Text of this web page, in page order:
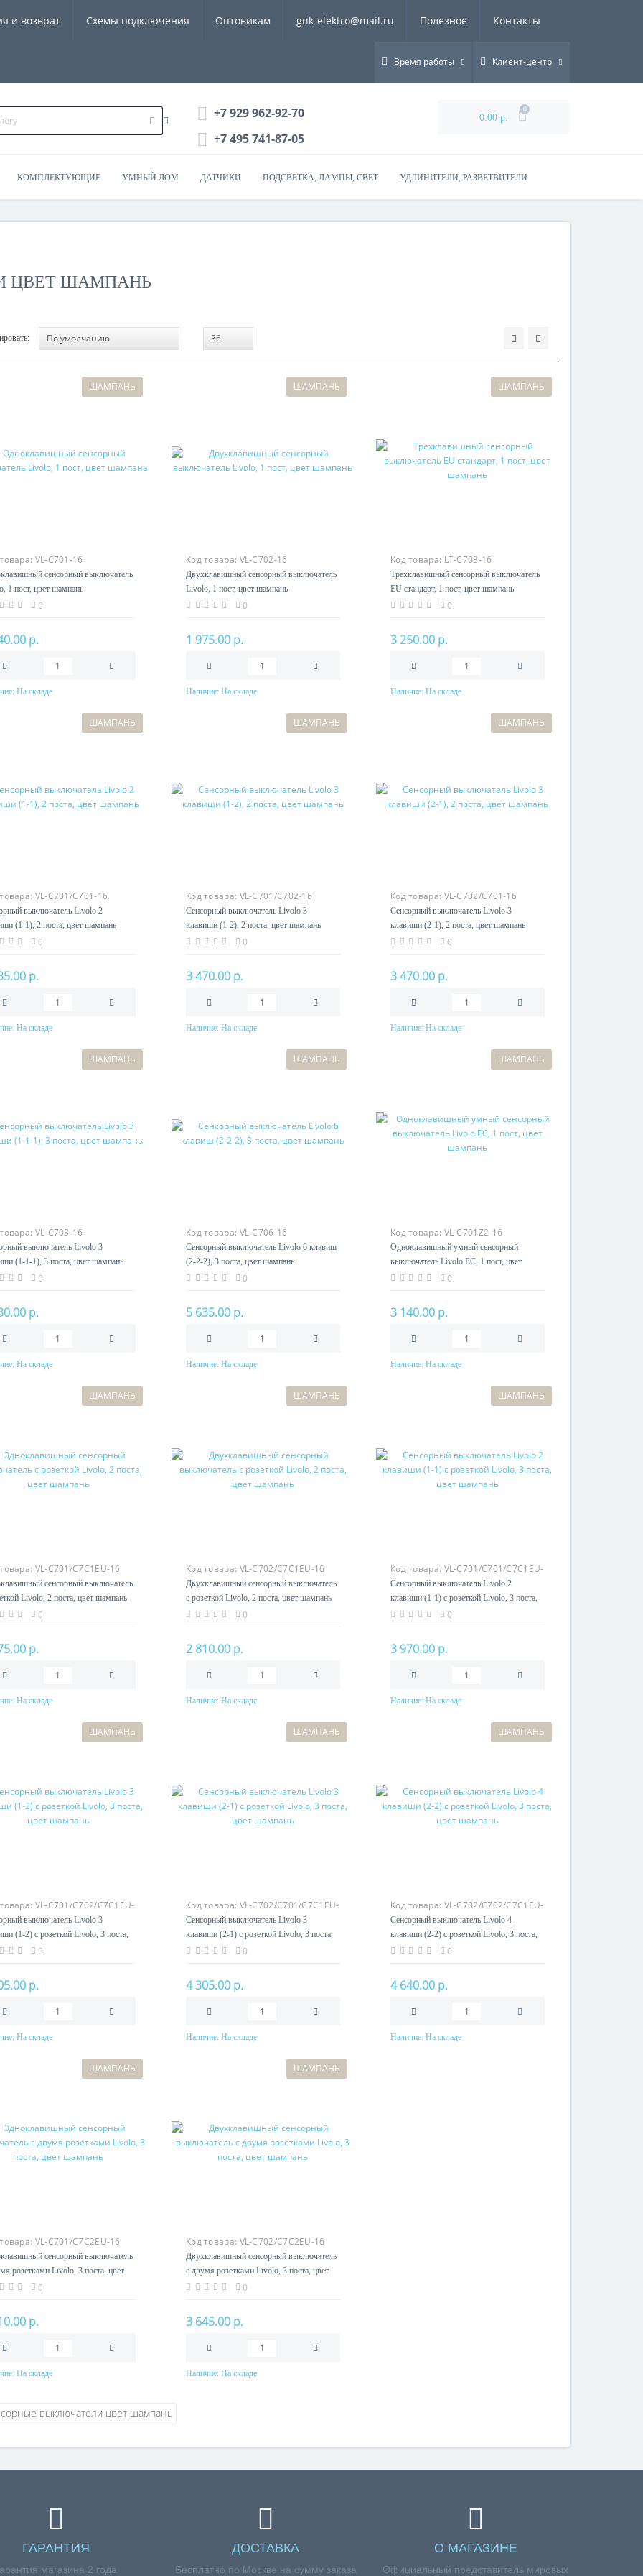
и возврат Схемы подключения Оптовикам gnk-elektro@mail.ru Полезное Контакты
Время работы Клиент-центр
+7 929 962-92-70
+7 495 741-87-05
0.00 р.
0
КОМПЛЕКТУЮЩИЕ УМНЫЙ ДОМ ДАТЧИКИ ПОДСВЕТКА, ЛАМПЫ, СВЕТ УДЛИНИТЕЛИ, РАЗВЕТВИТЕЛИ
ЦВЕТ ШАМПАНЬ
ШАМПАНЬ
VL-C701-16
сенсорный выключатель
1 пост, цвет шампань
0
р.
На складе
ШАМПАНЬ
Код товара: VL-C702-16
Двухклавишный сенсорный выключатель
Livolo, 1 пост, цвет шампань
0
1 975.00 р.
В корзину
Наличие: На складе
ШАМПАНЬ
Код товара: LT-C703-16
Трехклавишный сенсорный выключатель
EU стандарт, 1 пост, цвет шампань
0
3 250.00 р.
В корзину
Наличие: На складе
ШАМПАНЬ
VL-C701/C701-16
выключатель Livolo 2
(1-1), 2 поста, цвет шампань
0
р.
На складе
ШАМПАНЬ
Код товара: VL-C701/C702-16
Сенсорный выключатель Livolo 3
клавиши (1-2), 2 поста, цвет шампань
0
3 470.00 р.
В корзину
Наличие: На складе
ШАМПАНЬ
Код товара: VL-C702/C701-16
Сенсорный выключатель Livolo 3
клавиши (2-1), 2 поста, цвет шампань
0
3 470.00 р.
В корзину
Наличие: На складе
ШАМПАНЬ
VL-C703-16
выключатель Livolo 3
(1-1-1), 3 поста, цвет шампань
0
р.
На складе
ШАМПАНЬ
Код товара: VL-C706-16
Сенсорный выключатель Livolo 6 клавиш
(2-2-2), 3 поста, цвет шампань
0
5 635.00 р.
В корзину
Наличие: На складе
ШАМПАНЬ
Код товара: VL-C701Z2-16
Одноклавишный умный сенсорный
выключатель Livolo EC, 1 пост, цвет
шампань
0
3 140.00 р.
В корзину
Наличие: На складе
ШАМПАНЬ
VL-C701/C7C1EU-16
сенсорный выключатель
Livolo, 2 поста, цвет шампань
0
р.
На складе
ШАМПАНЬ
Код товара: VL-C702/C7C1EU-16
Двухклавишный сенсорный выключатель
с розеткой Livolo, 2 поста, цвет шампань
0
2 810.00 р.
В корзину
Наличие: На складе
ШАМПАНЬ
Код товара: VL-C701/C701/C7C1EU-
16
Сенсорный выключатель Livolo 2
клавиши (1-1) с розеткой Livolo, 3 поста,
цвет шампань
0
3 970.00 р.
В корзину
Наличие: На складе
ШАМПАНЬ
VL-C701/C702/C7C1EU-
выключатель Livolo 3
(1-2) с розеткой Livolo, 3 поста,
0
р.
На складе
ШАМПАНЬ
Код товара: VL-C702/C701/C7C1EU-
16
Сенсорный выключатель Livolo 3
клавиши (2-1) с розеткой Livolo, 3 поста,
цвет шампань
0
4 305.00 р.
В корзину
Наличие: На складе
ШАМПАНЬ
Код товара: VL-C702/C702/C7C1EU-
16
Сенсорный выключатель Livolo 4
клавиши (2-2) с розеткой Livolo, 3 поста,
цвет шампань
0
4 640.00 р.
В корзину
Наличие: На складе
ШАМПАНЬ
VL-C701/C7C2EU-16
сенсорный выключатель
розетками Livolo, 3 поста, цвет
0
р.
На складе
ШАМПАНЬ
Код товара: VL-C702/C7C2EU-16
Двухклавишный сенсорный выключатель
с двумя розетками Livolo, 3 поста, цвет
шампань
0
3 645.00 р.
В корзину
Наличие: На складе
ГАРАНТИЯ
магазина 2 года
ДОСТАВКА
Бесплатно по Москве на сумму заказа
О МАГАЗИНЕ
Официальный представитель мировых